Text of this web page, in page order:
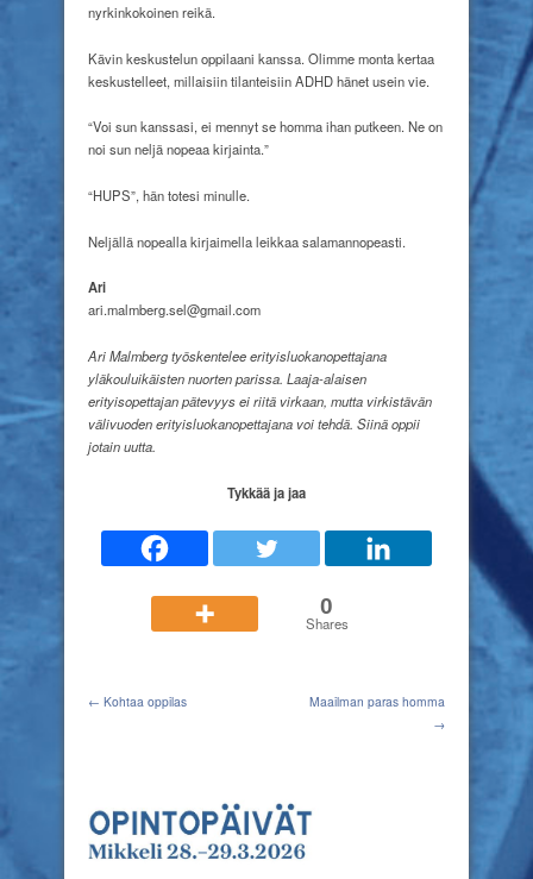
nyrkinkokoinen reikä.
Kävin keskustelun oppilaani kanssa. Olimme monta kertaa
keskustelleet, millaisiin tilanteisiin ADHD hänet usein vie.
“Voi sun kanssasi, ei mennyt se homma ihan putkeen. Ne on
noi sun neljä nopeaa kirjainta.”
“HUPS”, hän totesi minulle.
Neljällä nopealla kirjaimella leikkaa salamannopeasti.
Ari
ari.malmberg.sel@gmail.com
Ari Malmberg työskentelee erityisluokanopettajana
yläkouluikäisten nuorten parissa. Laaja-alaisen
erityisopettajan pätevyys ei riitä virkaan, mutta virkistävän
välivuoden erityisluokanopettajana voi tehdä. Siinä oppii
jotain uutta.
Tykkää ja jaa
0
Shares
← Kohtaa oppilas
Maailman paras homma
→